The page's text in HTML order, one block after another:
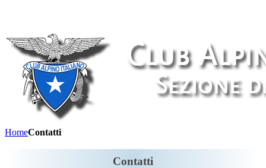
HomeContatti
Contatti